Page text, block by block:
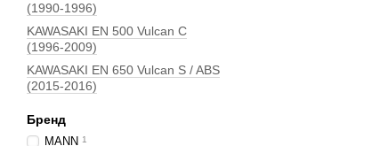
(1990-1996)
KAWASAKI EN 500 Vulcan C
(1996-2009)
KAWASAKI EN 650 Vulcan S / ABS
(2015-2016)
Бренд
MANN 1